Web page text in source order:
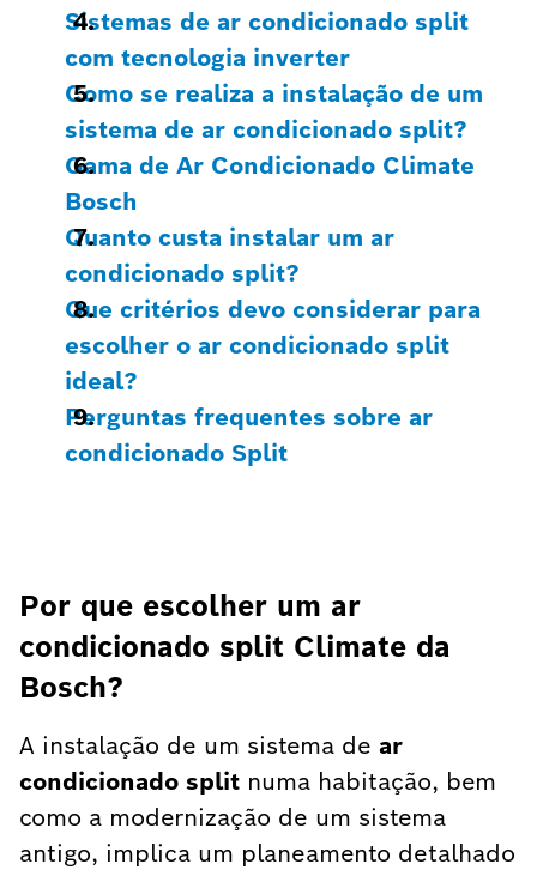
Sistemas de ar condicionado split
com tecnologia inverter
Como se realiza a instalação de um
sistema de ar condicionado split?
Gama de Ar Condicionado Climate
Bosch
Quanto custa instalar um ar
condicionado split?
Que critérios devo considerar para
escolher o ar condicionado split
ideal?
Perguntas frequentes sobre ar
condicionado Split
Por que escolher um ar
condicionado split Climate da
Bosch?
A instalação de um sistema de ar
condicionado split numa habitação, bem
como a modernização de um sistema
antigo, implica um planeamento detalhado